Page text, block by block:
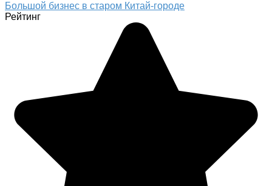
Большой бизнес в старом Китай-городе
Рейтинг